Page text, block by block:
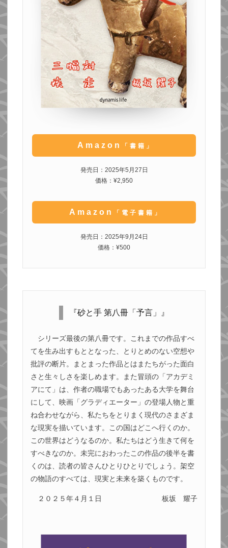
Amazon 「書籍」
発売日：2025年5月27日
価格：¥2,950
Amazon 「電子書籍」
発売日：2025年9月24日
価格：¥500
『砂と手 第八冊「予言」』
シリーズ最後の第八冊です。これまでの作品すべ
てを生み出すもととなった、とりとめのない空想や
批評の断片。まとまった作品とはまたちがった面白
さと生々しさを楽しめます。また冒頭の「アカデミ
アにて」は、作者の職場でもあったある大学を舞台
にして、映画「グラディエーター」の登場人物と重
ね合わせながら、私たちをとりまく現代のさまざま
な現実を描いています。この国はどこへ行くのか。
この世界はどうなるのか。私たちはどう生きて何を
すべきなのか。未完におわったこの作品の後半を書
くのは、読者の皆さんひとりひとりでしょう。架空
の物語のすべては、現実と未来を築くものです。
２０２５年４月１日 板坂 耀子